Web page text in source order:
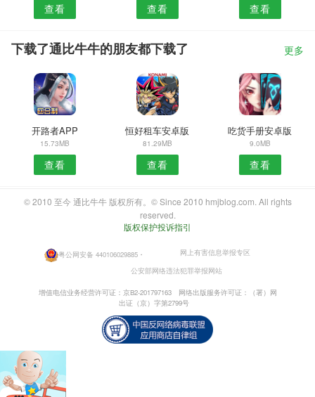
查看 查看 查看
下载了通比牛牛的朋友都下载了 更多
开路者APP
15.73MB
查看
恒好租车安卓版
81.29MB
查看
吃货手册安卓版
9.0MB
查看
© 2010 至今 通比牛牛 版权所有。© Since 2010 hmjblog.com. All rights
reserved.
版权保护投诉指引
粤公网安备 440106029885・
网上有害信息举报专区
公安部网络违法犯罪举报网站
增值电信业务经营许可证：京B2-201797163
网络出版服务许可证：（署）网
出证（京）字第2799号